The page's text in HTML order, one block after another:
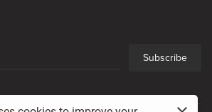
Subscribe